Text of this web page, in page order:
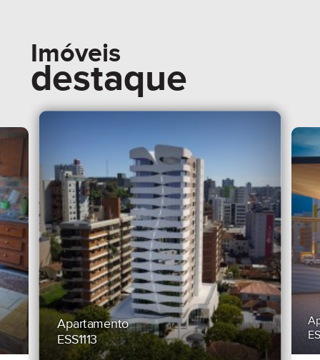
Imóveis
destaque
Apartamento
ESS1113